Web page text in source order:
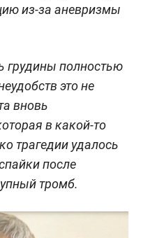
из-за аневризмы
грудины полностью
это не
вновь
в какой-то
трагедии удалось
после
тромб.